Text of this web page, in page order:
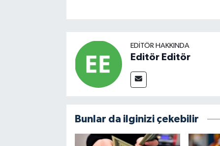
EDITÖR HAKKINDA
Editör Editör
Bunlar da ilginizi çekebilir